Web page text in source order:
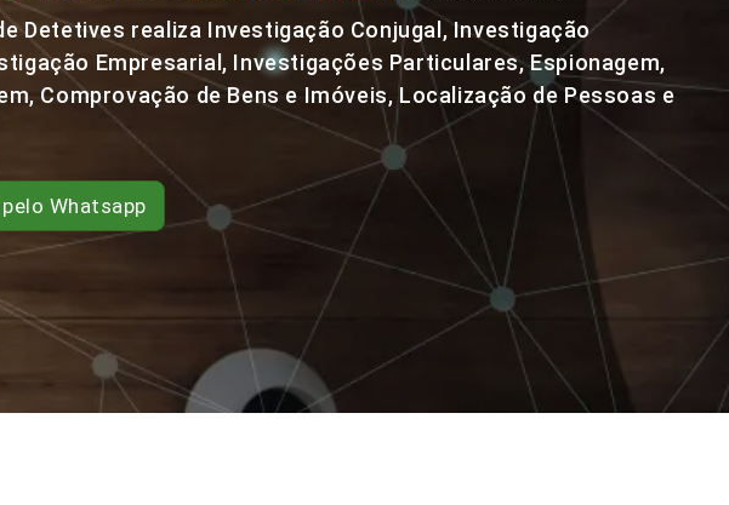
Detetives realiza Investigação Conjugal, Investigação
Empresarial, Investigações Particulares, Espionagem,
Comprovação de Bens e Imóveis, Localização de Pessoas e
Whatsapp